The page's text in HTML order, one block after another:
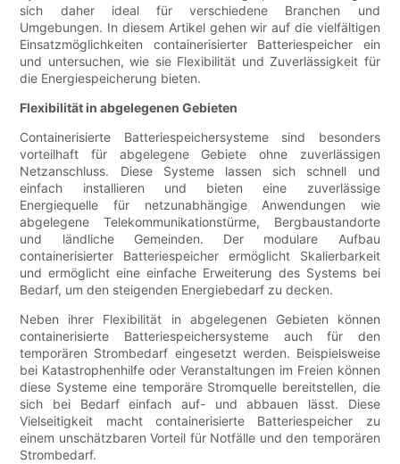
sich daher ideal für verschiedene Branchen und
Umgebungen. In diesem Artikel gehen wir auf die vielfältigen
Einsatzmöglichkeiten containerisierter Batteriespeicher ein
und untersuchen, wie sie Flexibilität und Zuverlässigkeit für
die Energiespeicherung bieten.
Flexibilität in abgelegenen Gebieten
Containerisierte Batteriespeichersysteme sind besonders
vorteilhaft für abgelegene Gebiete ohne zuverlässigen
Netzanschluss. Diese Systeme lassen sich schnell und
einfach installieren und bieten eine zuverlässige
Energiequelle für netzunabhängige Anwendungen wie
abgelegene Telekommunikationstürme, Bergbaustandorte
und ländliche Gemeinden. Der modulare Aufbau
containerisierter Batteriespeicher ermöglicht Skalierbarkeit
und ermöglicht eine einfache Erweiterung des Systems bei
Bedarf, um den steigenden Energiebedarf zu decken.
Neben ihrer Flexibilität in abgelegenen Gebieten können
containerisierte Batteriespeichersysteme auch für den
temporären Strombedarf eingesetzt werden. Beispielsweise
bei Katastrophenhilfe oder Veranstaltungen im Freien können
diese Systeme eine temporäre Stromquelle bereitstellen, die
sich bei Bedarf einfach auf- und abbauen lässt. Diese
Vielseitigkeit macht containerisierte Batteriespeicher zu
einem unschätzbaren Vorteil für Notfälle und den temporären
Strombedarf.